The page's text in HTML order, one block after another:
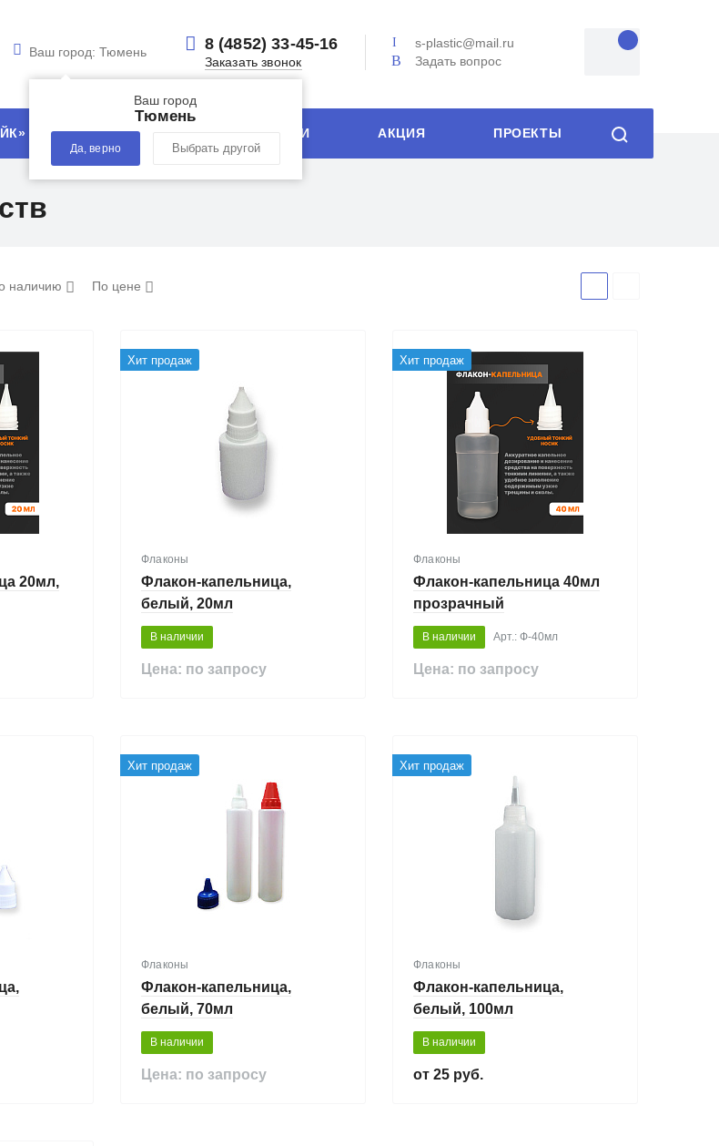
Ваш город: Тюмень
Ваш город
Тюмень
Да, верно Выбрать другой
8 (4852) 33-45-16
Заказать звонок
s-plastic@mail.ru
Задать вопрос
УСЛУГИ ТЕХНОЛОГИИ АКЦИЯ ПРОЕКТЫ
наличию По цене
20мл,
Хит продаж
Флаконы
Флакон-капельница,
белый, 20мл
В наличии
Цена: по запросу
Хит продаж
Флаконы
Флакон-капельница 40мл
прозрачный
В наличии Арт.: Ф-40мл
Цена: по запросу
Хит продаж
Флаконы
Флакон-капельница,
белый, 70мл
В наличии
Цена: по запросу
Хит продаж
Флаконы
Флакон-капельница,
белый, 100мл
В наличии
25 руб.